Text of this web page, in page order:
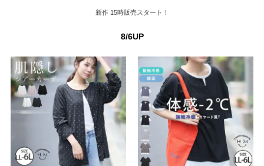
新作 15時販売スタート！
8/6UP